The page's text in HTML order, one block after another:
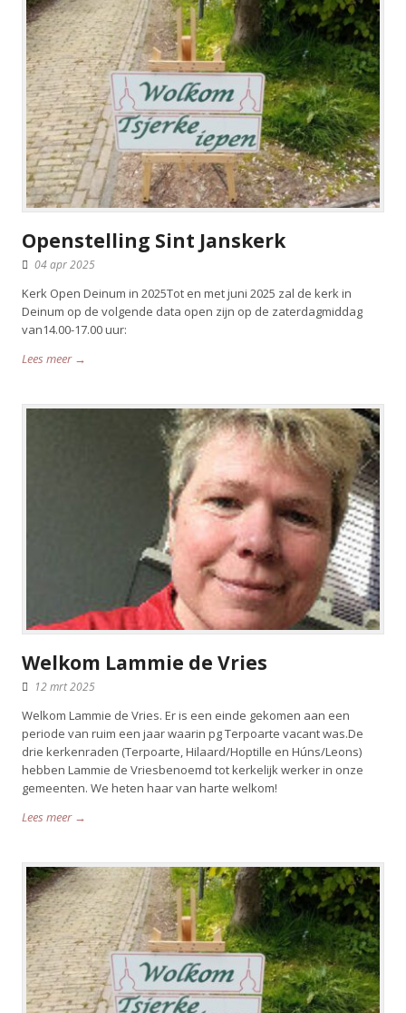
Openstelling Sint Janskerk
04 apr 2025
Kerk Open Deinum in 2025Tot en met juni 2025 zal de kerk in
Deinum op de volgende data open zijn op de zaterdagmiddag
van14.00-17.00 uur:
Lees meer →
Welkom Lammie de Vries
12 mrt 2025
Welkom Lammie de Vries. Er is een einde gekomen aan een
periode van ruim een jaar waarin pg Terpoarte vacant was.De
drie kerkenraden (Terpoarte, Hilaard/Hoptille en Húns/Leons)
hebben Lammie de Vriesbenoemd tot kerkelijk werker in onze
gemeenten. We heten haar van harte welkom!
Lees meer →